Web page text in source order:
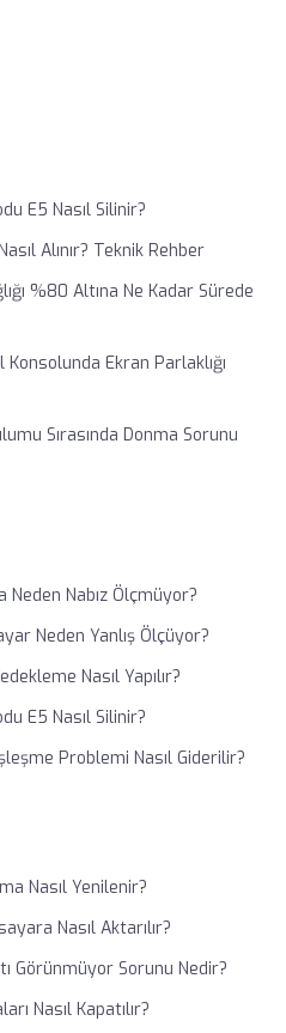
E5 Nasıl Silinir?
Alınır? Teknik Rehber
%80 Altına Ne Kadar Sürede
Ekran Parlaklığı
Sırasında Donma Sorunu
Neden Nabız Ölçmüyor?
Neden Yanlış Ölçüyor?
Nasıl Yapılır?
E5 Nasıl Silinir?
Problemi Nasıl Giderilir?
Nasıl Yenilenir?
Nasıl Aktarılır?
Görünmüyor Sorunu Nedir?
Nasıl Kapatılır?